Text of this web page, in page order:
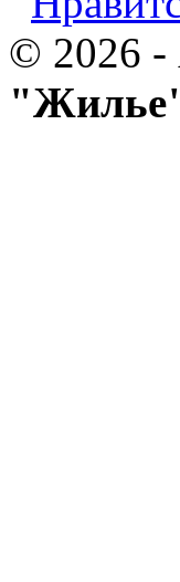
© 2026